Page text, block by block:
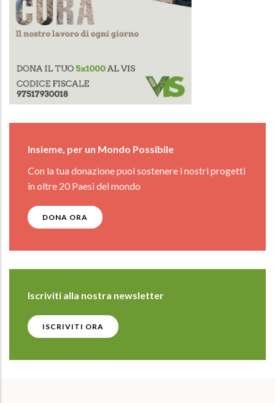
Insieme, per un Mondo Possibile
Con la tua donazione puoi sostenere i nostri progetti
in oltre 20 Paesi del mondo
DONA ORA
Iscriviti alla nostra newsletter
ISCRIVITI ORA